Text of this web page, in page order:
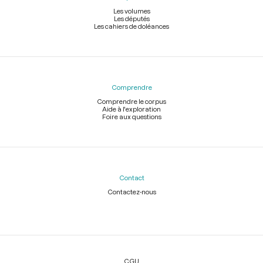
Les volumes
Les députés
Les cahiers de doléances
Comprendre
Comprendre le corpus
Aide à l'exploration
Foire aux questions
Contact
Contactez-nous
Légal
CGU